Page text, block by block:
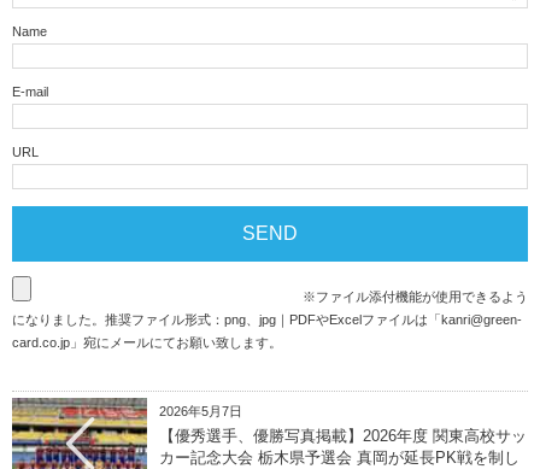
Name
E-mail
URL
※ファイル添付機能が使用できるよう
になりました。推奨ファイル形式：png、jpg｜PDFやExcelファイルは「 kanri@green-
card.co.jp 」宛にメールにてお願い致します。
2026年5月7日
【優秀選手、優勝写真掲載】2026年度 関東高校サッ
カー記念大会 栃木県予選会 真岡が延長PK戦を制し